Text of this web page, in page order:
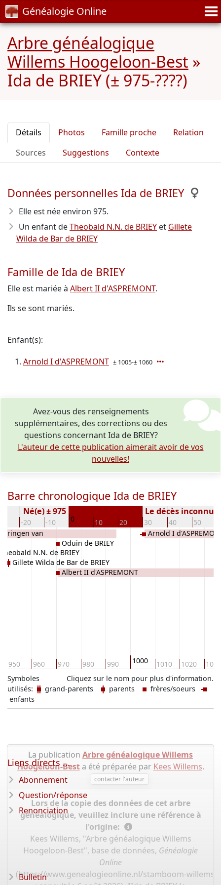
Généalogie Online
Arbre généalogique
Willems Hoogeloon-Best »
Ida de BRIEY (± 975-????)
Détails Photos Famille proche
Relation
Sources
Suggestions Contexte
Données personnelles Ida de BRIEY
Elle est née environ 975.
Un enfant deTheobald N.N. de BRIEY et Gillete
Wilda de Bar de BRIEY
Famille de Ida de BRIEY
Elle est mariée à Albert II d'ASPREMONT.
Ils se sont mariés.
Enfant(s):
Arnold I d'ASPREMONT ± 1005-± 1060
Avez-vous des renseignements
supplémentaires, des corrections ou des
questions concernant Ida de BRIEY?
L'auteur de cette publication aimerait avoir de vos
nouvelles!
Barre chronologique Ida de BRIEY
-20 -10 0 10 20 30 40 50
Né(e) ± 975 Le décès inconnu
950 960 970 980 990 1000 1010 1020 1030
van
Theobald N.N. de BRIEY
Gillete Wilda de Bar de BRIEY
Oduin de BRIEY
Albert II d'ASPREMONT
Arnold I
Cliquez sur le nom pour plus d'information.
Symboles
utilisés:
grand-parents parents
frères/soeurs
enfants
La publication Arbre généalogique Willems
Hoogeloon-Besta été préparée par Kees Willems.
contacter l'auteur
Lors de la copie des données de cet arbre
généalogique, veuillez inclure une référence à
l'origine:
Kees Willems, "Arbre généalogique Willems
Hoogeloon-Best", base de données, Généalogie
Online
(https://www.genealogieonline.nl/stamboom-willems-
Liens directs ...
Abonnement
Question/réponse
Renonciation
Bulletin